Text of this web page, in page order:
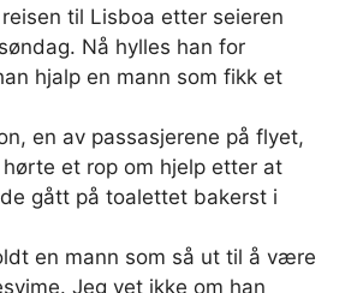
til Lisboa etter seieren
Nå hylles han for
hjalp en mann som fikk et
en av passasjerene på flyet,
et rop om hjelp etter at
gått på toalettet bakerst i
en mann som så ut til å være
Jeg vet ikke om han